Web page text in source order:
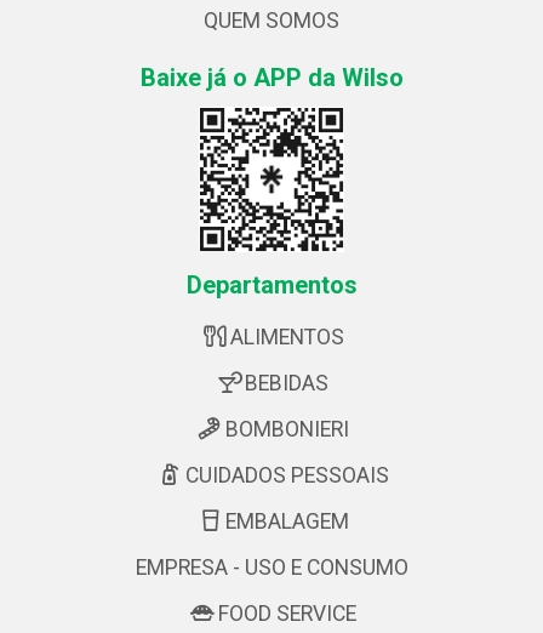
QUEM SOMOS
Baixe já o APP da Wilso
Departamentos
ALIMENTOS
BEBIDAS
BOMBONIERI
CUIDADOS PESSOAIS
EMBALAGEM
EMPRESA - USO E CONSUMO
FOOD SERVICE